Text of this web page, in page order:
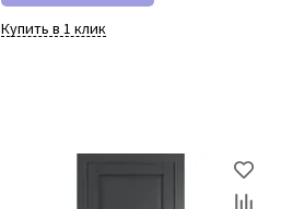
Купить в 1 клик